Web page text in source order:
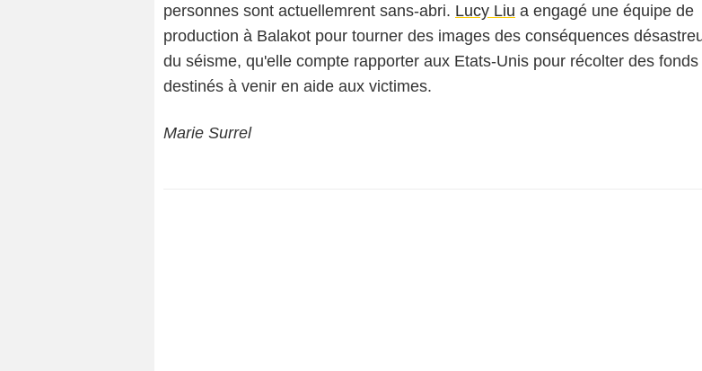
personnes sont actuellemrent sans-abri. Lucy Liu a engagé une équipe de
production à Balakot pour tourner des images des conséquences
du séisme, qu'elle compte rapporter aux Etats-Unis pour récolter des fonds
destinés à venir en aide aux victimes.
Marie Surrel